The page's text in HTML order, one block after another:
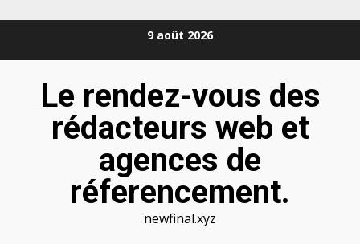
9 août 2026
Le rendez-vous des
rédacteurs web et
agences de
réferencement.
newfinal.xyz